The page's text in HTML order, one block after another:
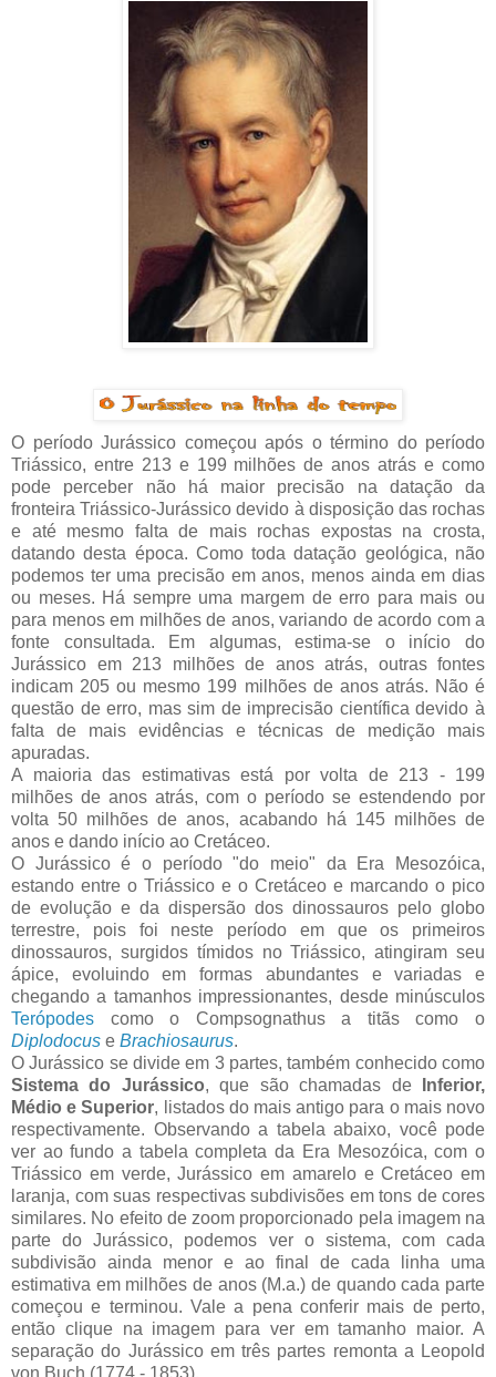
O período Jurássico começou após o término do período
Triássico, entre 213 e 199 milhões de anos atrás e como
pode perceber não há maior precisão na datação da
fronteira Triássico-Jurássico devido à disposição das rochas
e até mesmo falta de mais rochas expostas na crosta,
datando desta época. Como toda datação geológica, não
podemos ter uma precisão em anos, menos ainda em dias
ou meses. Há sempre uma margem de erro para mais ou
para menos em milhões de anos, variando de acordo com a
fonte consultada. Em algumas, estima-se o início do
Jurássico em 213 milhões de anos atrás, outras fontes
indicam 205 ou mesmo 199 milhões de anos atrás. Não é
questão de erro, mas sim de imprecisão científica devido à
falta de mais evidências e técnicas de medição mais
apuradas.
A maioria das estimativas está por volta de 213 - 199
milhões de anos atrás, com o período se estendendo por
volta 50 milhões de anos, acabando há 145 milhões de
anos e dando início ao Cretáceo.
O Jurássico é o período "do meio" da Era Mesozóica,
estando entre o Triássico e o Cretáceo e marcando o pico
de evolução e da dispersão dos dinossauros pelo globo
terrestre, pois foi neste período em que os primeiros
dinossauros, surgidos tímidos no Triássico, atingiram seu
ápice, evoluindo em formas abundantes e variadas e
chegando a tamanhos impressionantes, desde minúsculos
Terópodes como o Compsognathus a titãs como o
Diplodocus e Brachiosaurus.
O Jurássico se divide em 3 partes, também conhecido como
Sistema do Jurássico, que são chamadas de
Inferior,
Médio e Superior, listados do mais antigo para o mais novo
respectivamente. Observando a tabela abaixo, você pode
ver ao fundo a tabela completa da Era Mesozóica, com o
Triássico em verde, Jurássico em amarelo e Cretáceo em
laranja, com suas respectivas subdivisões em tons de cores
similares. No efeito de zoom proporcionado pela imagem na
parte do Jurássico, podemos ver o sistema, com cada
subdivisão ainda menor e ao final de cada linha uma
estimativa em milhões de anos (M.a.) de quando cada parte
começou e terminou. Vale a pena conferir mais de perto,
então clique na imagem para ver em tamanho maior. A
separação do Jurássico em três partes remonta a Leopold
von Buch (1774 - 1853).